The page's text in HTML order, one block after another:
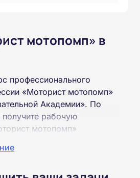
мотопомп» в
профессионального
«Моторист мотопомп»
Академии». По
рабочую
мотопомп»